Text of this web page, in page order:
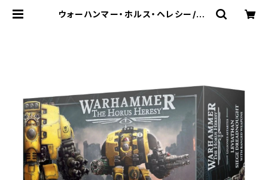
ウォーハンマー・ホルス・ヘレシー/40